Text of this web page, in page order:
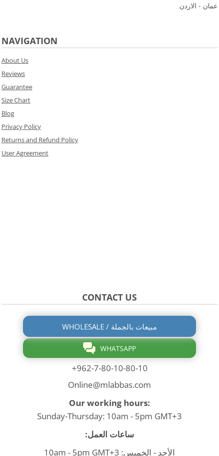
عمان - الاردن
NAVIGATION
About Us
Reviews
Guarantee
Size Chart
Blog
Privacy Policy
Returns and Refund Policy
User Agreement
CONTACT US
WHOLESALE / مبيعات بالجملة
WHATSAPP
+962-7-80-10-80-10
Online@mlabbas.com
Our working hours:
Sunday-Thursday: 10am - 5pm GMT+3
ساعات العمل:
الأحد - الخميس: 10am - 5pm GMT+3